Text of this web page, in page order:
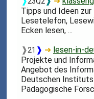
Tipps und Ideen
Lesetelefon,
Ecken lesen, ...
❱21 ❱ ➜ lesen-in-
Projekte und
Angebot des
Deutschen
Pädagogische